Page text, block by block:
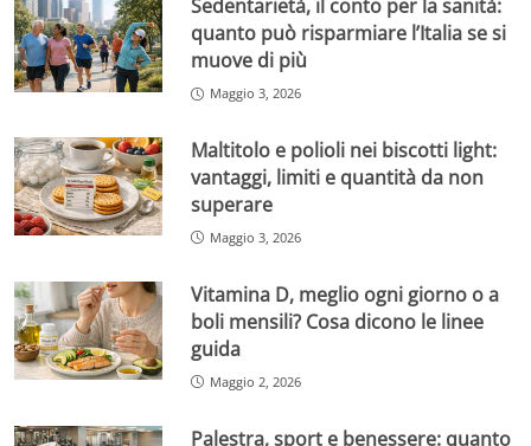
Sedentarietà, il conto per la sanità:
quanto può risparmiare l’Italia se si
muove di più
Maggio 3, 2026
Maltitolo e polioli nei biscotti light:
vantaggi, limiti e quantità da non
superare
Maggio 3, 2026
Vitamina D, meglio ogni giorno o a
boli mensili? Cosa dicono le linee
guida
Maggio 2, 2026
Palestra, sport e benessere: quanto